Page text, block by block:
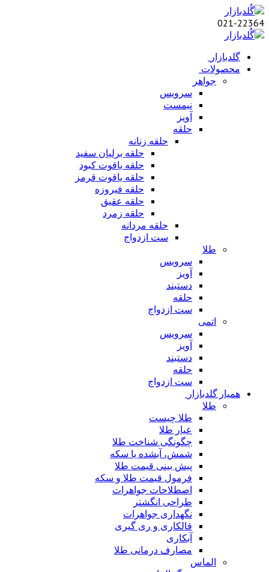
021-22364
گلدبازار
محصولات
جواهر
سرویس
نیمست
آویز
حلقه
حلقه زنانه
حلقه برلیان سفید
حلقه یاقوت کبود
حلقه یاقوت قرمز
حلقه فیروزه
حلقه عقیق
حلقه زمرد
حلقه مردانه
ست ازدواج
طلا
سرویس
آویز
دستبند
حلقه
ست ازدواج
اتمی
سرویس
آویز
دستبند
حلقه
ست ازدواج
همیار گلدبازار
طلا
طلا چیست
عیار طلا
چگونگی شناخت طلا
شمش، آبشده یا سکه
پیش بینی قیمت طلا
فرمول قیمت طلا و سکه
اصطلاحات جواهرات
طراحی انگشتر
نگهداری جواهرات
قالکاری و ری گیری
آبکاری
مصارف درمانی طلا
الماس